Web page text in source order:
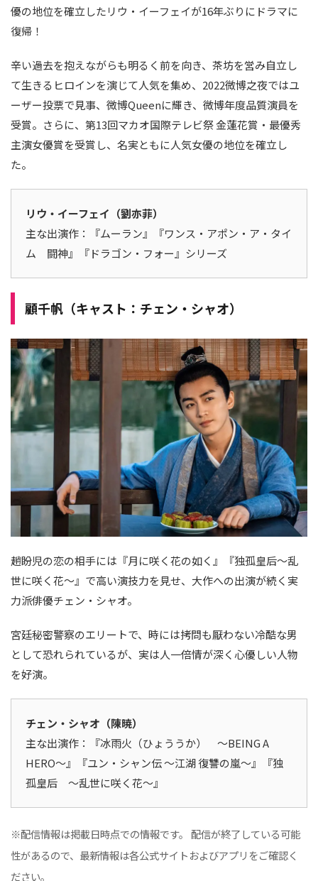
優の地位を確立したリウ・イーフェイが16年ぶりにドラマに
復帰！
辛い過去を抱えながらも明るく前を向き、茶坊を営み自立し
て生きるヒロインを演じて人気を集め、2022微博之夜ではユ
ーザー投票で見事、微博Queenに輝き、微博年度品質演員を
受賞。さらに、第13回マカオ国際テレビ祭 金蓮花賞・最優秀
主演女優賞を受賞し、名実ともに人気女優の地位を確立し
た。
リウ・イーフェイ（劉亦菲）
主な出演作：『ムーラン』『ワンス・アポン・ア・タイ
ム 闘神』『ドラゴン・フォー』シリーズ
顧千帆（キャスト：チェン・シャオ）
趙盼児の恋の相手には『月に咲く花の如く』『独孤皇后〜乱
世に咲く花〜』で高い演技力を見せ、大作への出演が続く実
力派俳優チェン・シャオ。
宮廷秘密警察のエリートで、時には拷問も厭わない冷酷な男
として恐れられているが、実は人一倍情が深く心優しい人物
を好演。
チェン・シャオ（陳暁）
主な出演作：『冰雨火（ひょううか） ～BEING A
HERO～』『ユン・シャン伝 ～江湖 復讐の嵐～』『独
孤皇后 ～乱世に咲く花～』
※配信情報は掲載日時点での情報です。 配信が終了している可能
性があるので、最新情報は各公式サイトおよびアプリをご確認く
ださい。